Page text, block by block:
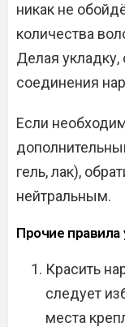
никак не
количества
Делая укладку,
соединения
Если
гель, лак),
нейтральным.
Прочие
Красить
следует
места